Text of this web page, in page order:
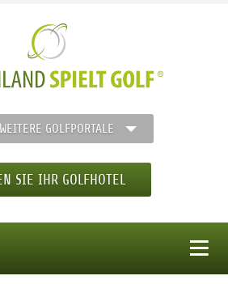
WEITERE GOLFPORTALE
SIE IHR GOLFHOTEL